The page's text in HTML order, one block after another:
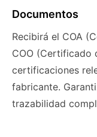
Documentos
Recibirá el COA
COO (Certificado
certificaciones
fabricante.
trazabilidad